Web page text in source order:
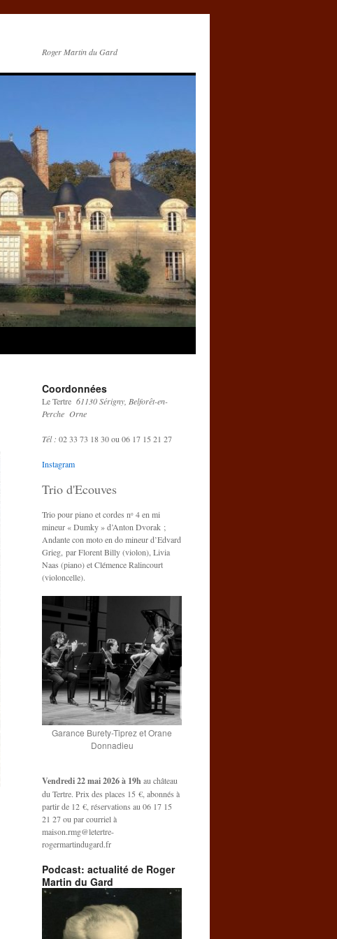
Roger Martin du Gard
Coordonnées
Le Tertre 61130 Sérigny, Belforêt-en-
Perche Orne
Tél : 02 33 73 18 30 ou 06 17 15 21 27
Instagram
Trio d'Ecouves
Trio pour piano et cordes nᵒ 4 en mi
mineur « Dumky » d’Anton Dvorak ;
Andante con moto en do mineur d’Edvard
Grieg, par Florent Billy (violon), Livia
Naas (piano) et Clémence Ralincourt
(violoncelle).
Garance Burety-Tiprez et Orane
Donnadieu
Vendredi 22 mai 2026 à 19h au château
du Tertre. Prix des places 15 €, abonnés à
partir de 12 €, réservations au 06 17 15
21 27 ou par courriel à
maison.rmg@letertre-
rogermartindugard.fr
Podcast: actualité de Roger
Martin du Gard